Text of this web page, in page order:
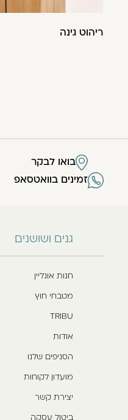
ריהוט גינה
גנים ושושנים
חנות אונליין
מטבחי חוץ
TRIBU
אודות
הסניפים שלנו
מועדון לקוחות
יצירת קשר
ביטול עסקה
בואו לבקר
זמינים בוואטסאפ